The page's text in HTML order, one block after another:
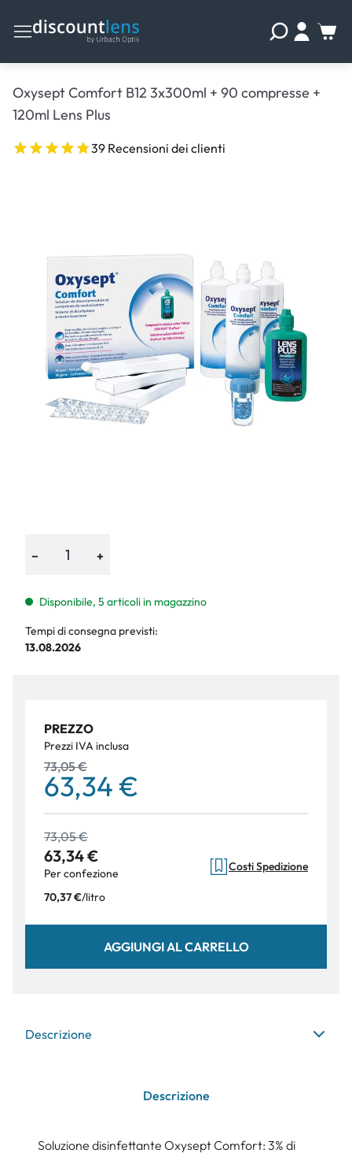
Oxysept Comfort B12 3x300ml + 90 compresse +
120ml Lens Plus
39 Recensioni dei clienti
− +
Disponibile, 5 articoli in magazzino
Tempi di consegna previsti:
13.08.2026
PREZZO
Prezzi IVA inclusa
73,05 €
63,34 €
73,05 €
63,34 €
Per confezione
70,37 €/litro
Costi Spedizione
AGGIUNGI AL CARRELLO
Descrizione
Descrizione
Soluzione disinfettante Oxysept Comfort: 3% di